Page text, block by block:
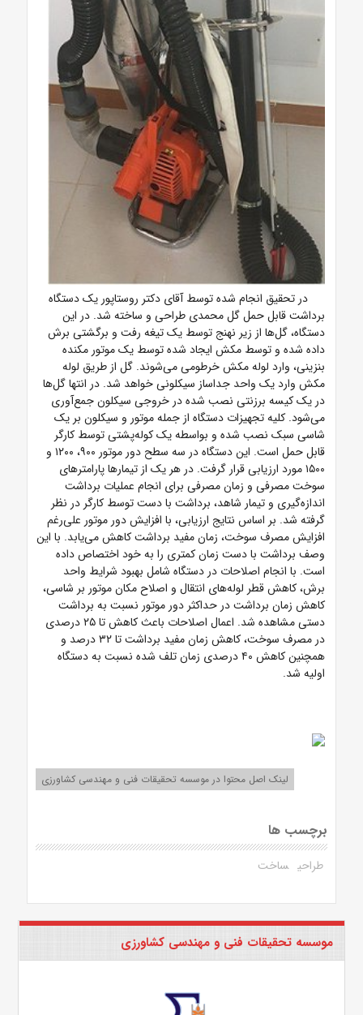
در تحقیق انجام شده توسط آقای دکتر روستاپور یک دستگاه
برداشت قابل حمل گل محمدی طراحی و ساخته شد. در این
دستگاه، گل‌ها از زیر نهنج توسط یک تیغه رفت و برگشتی برش
داده شده و توسط مکش ایجاد شده توسط یک موتور مکنده
بنزینی، وارد لوله مکش خرطومی می‌شوند. گل از طریق لوله
مکش وارد یک واحد جداساز سیکلونی خواهد شد. در انتها گل‌ها
در یک کیسه برزنتی نصب شده در خروجی سیکلون جمع‌آوری
می‌شود. کلیه تجهیزات دستگاه از جمله موتور و سیکلون بر یک
شاسی سبک نصب شده و بواسطه یک کوله‌پشتی توسط کارگر
قابل حمل است. این دستگاه در سه سطح دور موتور ۹۰۰، ۱۲۰۰ و
۱۵۰۰ مورد ارزیابی قرار گرفت. در هر یک از تیمارها پارامتر‌های
سوخت مصرفی و زمان مصرفی برای انجام عملیات برداشت
اندازه‌گیری و تیمار شاهد، برداشت با دست توسط کارگر در نظر
گرفته شد. بر اساس نتایج ارزیابی، با افزایش دور موتور علی‌رغم
افزایش مصرف سوخت، زمان مفید برداشت کاهش می‌یابد. با این
وصف برداشت با دست زمان کمتری را به خود اختصاص داده
است. با انجام اصلاحات در دستگاه شامل بهبود شرایط واحد
برش، کاهش قطر لوله‌های انتقال و اصلاح مکان موتور بر شاسی،
کاهش زمان برداشت در حداکثر دور موتور نسبت به برداشت
دستی مشاهده شد. اعمال اصلاحات باعث کاهش تا ۲۵ درصدی
در مصرف سوخت، کاهش زمان مفید برداشت تا ۳۲ درصد و
همچنین کاهش ۴۰ درصدی زمان تلف شده نسبت به دستگاه
اولیه شد.
لینک اصل محتوا در موسسه تحقیقات فنی و مهندسی کشاورزی
برچسب ها
طراحی ساخت
موسسه تحقیقات فنی و مهندسی کشاورزی